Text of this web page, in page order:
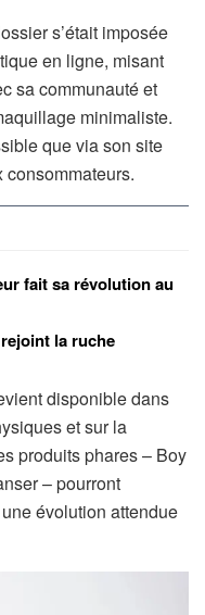
s’était imposée
en ligne, misant
sa communauté et
minimaliste.
que via son site
consommateurs.
fait sa révolution au
la ruche
disponible dans
et sur la
produits phares – Boy
– pourront
évolution attendue